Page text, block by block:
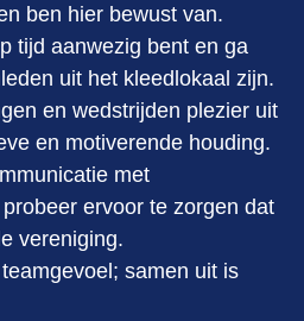
ben hier bewust van.
tijd aanwezig bent en ga
uit het kleedlokaal zijn.
en wedstrijden plezier uit
en motiverende houding.
met
ervoor te zorgen dat
vereniging.
samen uit is